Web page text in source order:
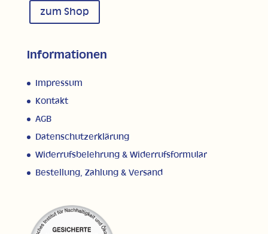
zum Shop
Informationen
Impressum
Kontakt
AGB
Datenschutzerklärung
Widerrufsbelehrung & Widerrufsformular
Bestellung, Zahlung & Versand